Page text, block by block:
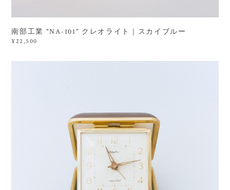
南部工業 "NA-101" クレオライト｜スカイブルー
¥22,500